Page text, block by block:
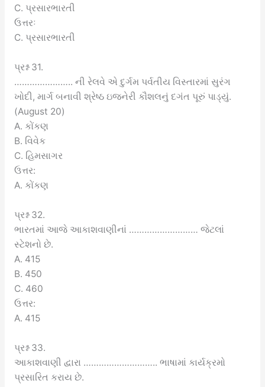
C. પ્રસારભારતી
ઉત્તરઃ
C. પ્રસારભારતી
પ્રશ્ન 31.
………………….. ની રેલવે એ દુર્ગમ પર્વતીય વિસ્તારમાં સુરંગ
ખોદી, માર્ગ બનાવી શ્રેષ્ઠ ઇજનેરી કૌશલનું દગંત પૂરું પાડ્યું.
(August 20)
A. કોંકણ
B. વિવેક
C. હિમસાગર
ઉત્તર:
A. કોંકણ
પ્રશ્ન 32.
ભારતમાં આજે આકાશવાણીનાં ……………………… જેટલાં
સ્ટેશનો છે.
A. 415
B. 450
C. 460
ઉત્તર:
A. 415
પ્રશ્ન 33.
આકાશવાણી દ્વારા ……………………….. ભાષામાં કાર્યક્રમો
પ્રસારિત કરાય છે.